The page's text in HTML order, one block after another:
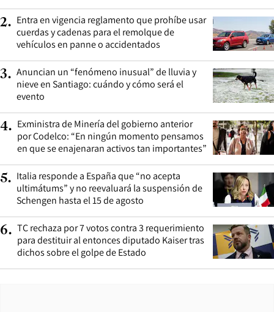
2. Entra en vigencia reglamento que prohíbe usar
cuerdas y cadenas para el remolque de
vehículos en panne o accidentados
3. Anuncian un “fenómeno inusual” de lluvia y
nieve en Santiago: cuándo y cómo será el
evento
4. Exministra de Minería del gobierno anterior
por Codelco: “En ningún momento pensamos
en que se enajenaran activos tan importantes”
5. Italia responde a España que “no acepta
ultimátums” y no reevaluará la suspensión de
Schengen hasta el 15 de agosto
6. TC rechaza por 7 votos contra 3 requerimiento
para destituir al entonces diputado Kaiser tras
dichos sobre el golpe de Estado